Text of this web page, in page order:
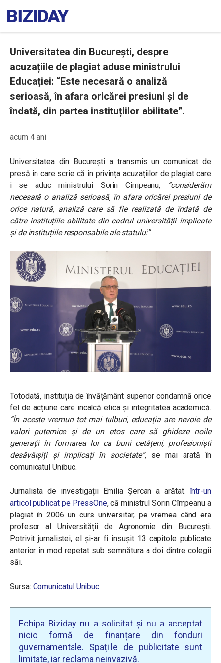
Universitatea din București, despre
acuzațiile de plagiat aduse ministrului
Educației: “Este necesară o analiză
serioasă, în afara oricărei presiuni și de
îndată, din partea instituțiilor abilitate”.
acum 4 ani
Universitatea din București a transmis un comunicat de
presă în care scrie că în privința acuzațiilor de plagiat care
i se aduc ministrului Sorin Cîmpeanu,
“considerăm
necesară o analiză serioasă, în afara oricărei presiuni de
orice natură, analiză care să fie realizată de îndată de
către instituțiile abilitate din cadrul universității implicate
și de instituțiile responsabile ale statului”.
Totodată, instituția de învățământ superior condamnă orice
fel de acțiune care încalcă etica și integritatea academică.
“În aceste vremuri tot mai tulburi, educația are nevoie de
valori puternice și de un etos care să ghideze noile
generații în formarea lor ca buni cetățeni, profesioniști
desăvârșiți și implicați în societate”, se mai arată în
comunicatul Unibuc.
Jurnalista de investigații Emilia Șercan a arătat, într-un
articol publicat pe PressOne, că ministrul Sorin Cîmpeanu a
plagiat în 2006 un curs universitar, pe vremea când era
profesor al Universității de Agronomie din București.
Potrivit jurnalistei, el și-ar fi însușit 13 capitole publicate
anterior în mod repetat sub semnătura a doi dintre colegii
săi.
Sursa: Comunicatul Unibuc
Echipa Biziday nu a solicitat și nu a acceptat
nicio formă de finanțare din fonduri
guvernamentale. Spațiile de publicitate sunt
limitate, iar reclama neinvazivă.